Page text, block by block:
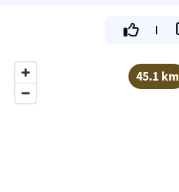
45.1 km